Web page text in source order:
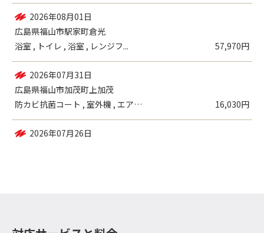
2026年08月01日
広島県福山市駅家町倉光
浴室 , トイレ , 浴室 , レンジフ...
57,970円
2026年07月31日
広島県福山市加茂町上加茂
防カビ抗菌コート , 室外機 , エアコ...
16,030円
2026年07月26日